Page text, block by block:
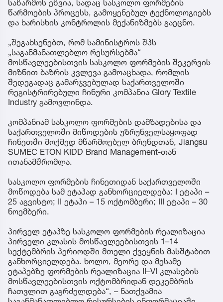
პირველ ეტაპზე სასკოლო ფორმების რეალიზაცია
პირველი კლასის მოსწავლეებისთვის 1–14
სექტემბრის პერიოდში მთელი ქვეყნის მასშტაბით
განხორციელდება. ხოლო, მეორე და მესამე
ეტაპებზე ფორმების რეალიზაცია II–VI კლასების
მოსწავლეებისთვის ოქტომბრიდან დეკემბრის
ჩათვლით გაგრძელდება. ინფორმაციას ამის
შესახებ შპს „საგანმანათლებლო რესურსები“
ავრცელებს.
მათივე ცნობით, „საგანმანათლებლო რესურსების“
დირექტორი მიხეილ ყუფარაძე ETON KIDD-ის
საწარმოს ეწვია, სადაც სასკოლო ფორმების
წარმოების პროცესს, გამოყენებულ ტექნოლოგიებს
და ხარისხის კონტროლის მექანიზმებს გაეცნო.
„შეგახსენებთ, რომ სამინისტროს შპს
„საგანმანათლებლო რესურსებმა“
მოსწავლეებისთვის სასკოლო ფორმების შეკერვის
მიზნით ბაზრის კვლევა გამოაცხადა, რომლის
შედეგადაც გამარჯვებულად საქართველოში
რეგისტრირებული ჩინური კომპანია Glory Textile
Industry გამოვლინდა.
კომპანიამ სასკოლო ფორმების დამზადებისა და
საქართველოში მიწოდების უზრუნველსაყოფად
ჩინეთში მოქმედ მწარმოებელ ბრენდთან, Jiangsu
SUMEC ETON KIDD Brand Management-თან
ითანამშრომლა.